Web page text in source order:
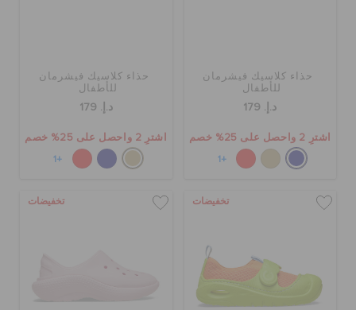
حذاء كلاسيك فيشرمان
للأطفال
د.إ. 179
اشترِ 2 واحصل على 25% خصم
+1
حذاء كلاسيك فيشرمان
للأطفال
د.إ. 179
اشترِ 2 واحصل على 25% خصم
+1
تخفيضات تخفيضات